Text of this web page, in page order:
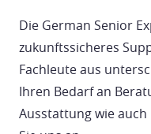
Die German Senior
zukunftssicheres
Fachleute aus
Ihren Bedarf an
Ausstattung wie